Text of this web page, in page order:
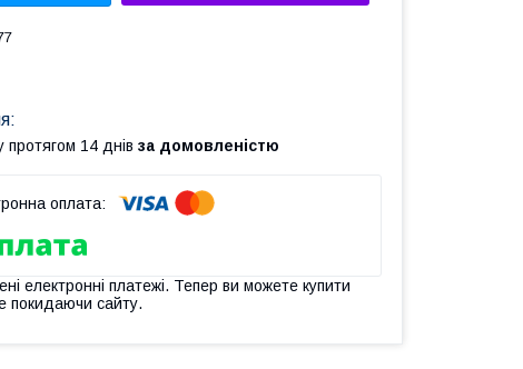
протягом 14 днів за домовленістю
електронні платежі. Тепер ви можете купити
покидаючи сайту.